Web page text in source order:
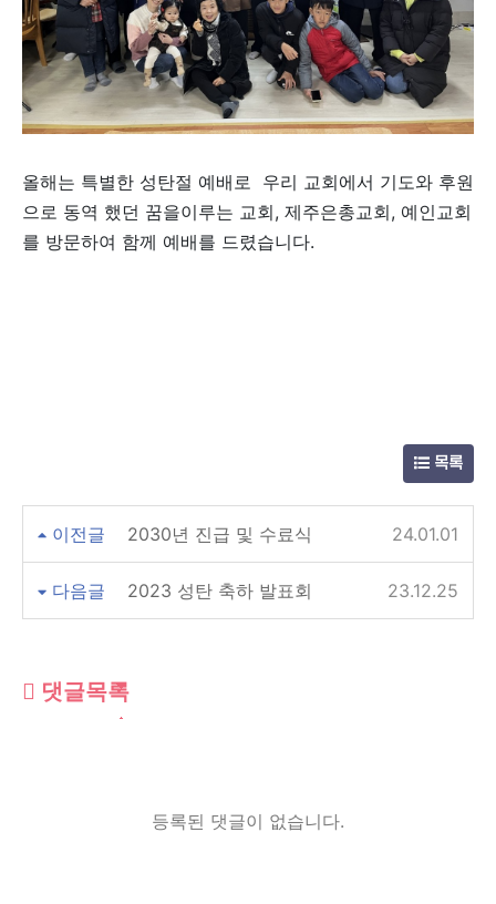
올해는 특별한 성탄절 예배로 우리 교회에서 기도와 후원
으로 동역 했던 꿈을이루는 교회, 제주은총교회, 예인교회
를 방문하여 함께 예배를 드렸습니다.
목록
이전글 2030년 진급 및 수료식 24.01.01
다음글 2023 성탄 축하 발표회 23.12.25
댓글목록
등록된 댓글이 없습니다.